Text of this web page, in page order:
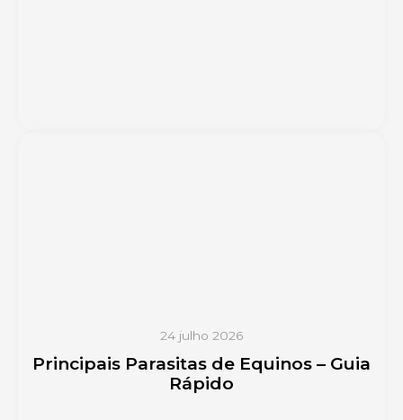
24 julho 2026
Principais Parasitas de Equinos – Guia
Rápido